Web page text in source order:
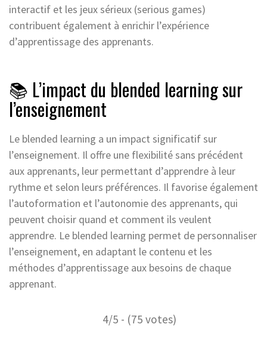
interactif et les jeux sérieux (serious games)
contribuent également à enrichir l’expérience
d’apprentissage des apprenants.
📚 L’impact du blended learning sur
l’enseignement
Le blended learning a un impact significatif sur
l’enseignement. Il offre une flexibilité sans précédent
aux apprenants, leur permettant d’apprendre à leur
rythme et selon leurs préférences. Il favorise également
l’autoformation et l’autonomie des apprenants, qui
peuvent choisir quand et comment ils veulent
apprendre. Le blended learning permet de personnaliser
l’enseignement, en adaptant le contenu et les
méthodes d’apprentissage aux besoins de chaque
apprenant.
4/5 - (75 votes)